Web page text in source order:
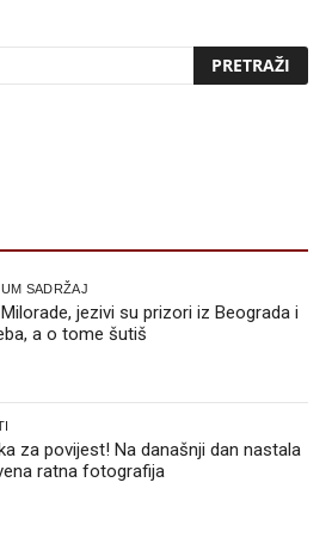
SADRŽAJ
jezivi su prizori iz Beograda i
a o tome šutiš
za povijest! Na današnji dan nastala
ratna fotografija